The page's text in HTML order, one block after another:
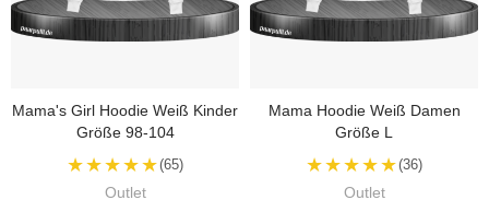
Mama's Girl Hoodie Weiß Kinder
Größe 98-104
★★★★★(65)
Outlet
Mama Hoodie Weiß Damen
Größe L
★★★★★(36)
Outlet